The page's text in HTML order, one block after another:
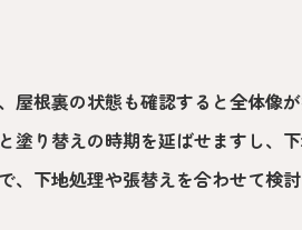
屋根裏の状態も確認すると全体像
塗り替えの時期を延ばせますし、
下地処理や張替えを合わせて検討